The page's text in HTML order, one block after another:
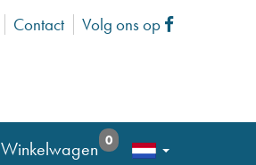
Contact Volg ons op Facebook
Winkelwagen 0